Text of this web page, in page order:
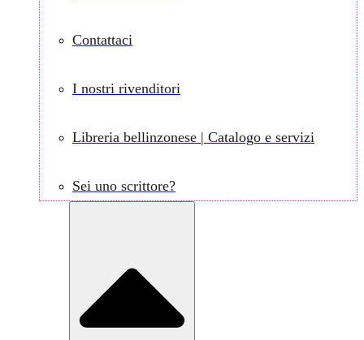
Contattaci
I nostri rivenditori
Libreria bellinzonese | Catalogo e servizi
Sei uno scrittore?